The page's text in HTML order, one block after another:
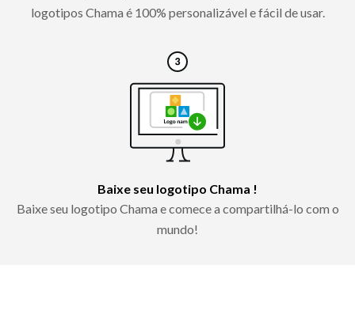
logotipos Chama é 100% personalizável e fácil de usar.
Baixe seu logotipo Chama !
Baixe seu logotipo Chama e comece a compartilhá-lo com o
mundo!